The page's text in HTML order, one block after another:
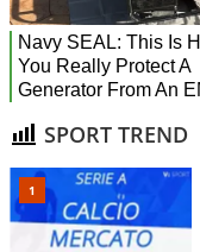
SPORT TREND